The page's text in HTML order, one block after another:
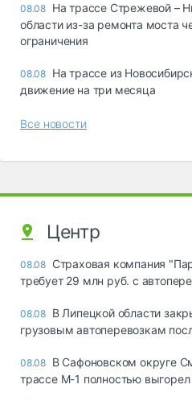
08.08 На трассе Стрежевой –
области из-за ремонта моста
ограничения
08.08 На трассе из
движение на три месяца
Все новости
Центр
08.08 Страховая компания
требует 29 млн руб. с
08.08 В Липецкой области
грузовым автоперевозкам
08.08 В Сафоновском округе
трассе М-1 полностью выгорел